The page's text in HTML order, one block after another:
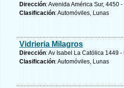
Dirección: Avenida América Sur, 4450
Clasificación: Automóviles, Lunas
Vidrieria Milagros
Dirección: Av Isabel La Católica 1449
Clasificación: Automóviles, Lunas